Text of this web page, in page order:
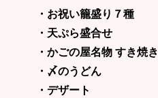
・お祝い籠盛り７種
・天ぷら盛合せ
・かごの屋名物 すき焼き
・〆のうどん
・デザート